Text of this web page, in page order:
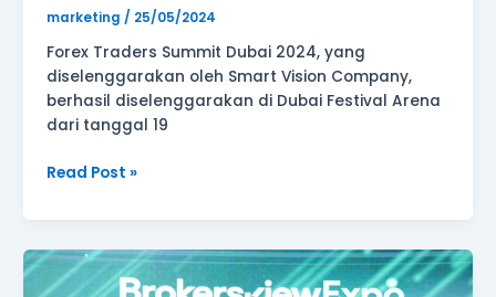
marketing / 25/05/2024
Forex Traders Summit Dubai 2024, yang
diselenggarakan oleh Smart Vision Company,
berhasil diselenggarakan di Dubai Festival Arena
dari tanggal 19
Read Post »
GVD
Markets